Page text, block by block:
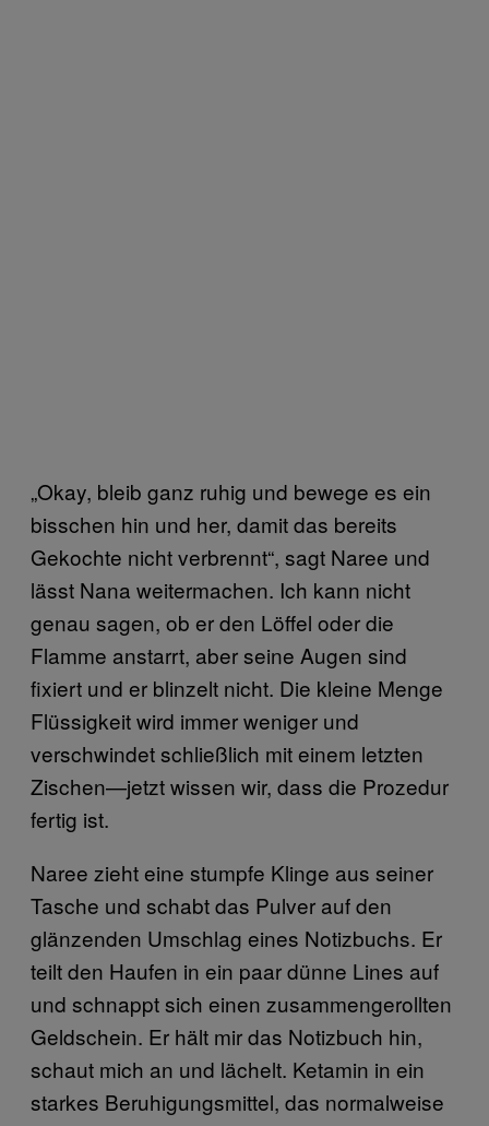
„Okay, bleib ganz ruhig und bewege es ein
bisschen hin und her, damit das bereits
Gekochte nicht verbrennt“, sagt Naree und
lässt Nana weitermachen. Ich kann nicht
genau sagen, ob er den Löffel oder die
Flamme anstarrt, aber seine Augen sind
fixiert und er blinzelt nicht. Die kleine Menge
Flüssigkeit wird immer weniger und
verschwindet schließlich mit einem letzten
Zischen—jetzt wissen wir, dass die Prozedur
fertig ist.
Naree zieht eine stumpfe Klinge aus seiner
Tasche und schabt das Pulver auf den
glänzenden Umschlag eines Notizbuchs. Er
teilt den Haufen in ein paar dünne Lines auf
und schnappt sich einen zusammengerollten
Geldschein. Er hält mir das Notizbuch hin,
schaut mich an und lächelt. Ketamin in ein
starkes Beruhigungsmittel, das normalweise